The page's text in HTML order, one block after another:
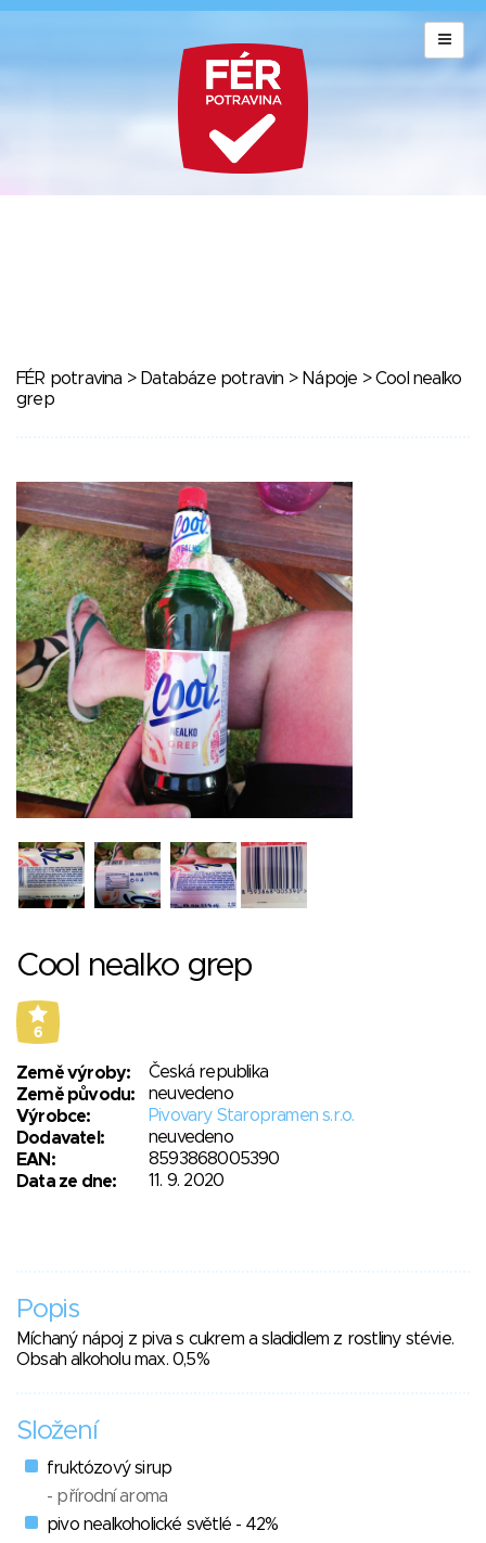
FÉR potravina > Databáze potravin > Nápoje > Cool nealko
grep
Cool nealko grep
6
Země výroby:
Česká republika
Země původu:
neuvedeno
Výrobce:
Pivovary Staropramen s.r.o.
Dodavatel:
neuvedeno
EAN:
8593868005390
Data ze dne:
11. 9. 2020
Popis
Míchaný nápoj z piva s cukrem a sladidlem z rostliny stévie.
Obsah alkoholu max. 0,5%
Složení
fruktózový sirup
- přírodní aroma
pivo nealkoholické světlé - 42%